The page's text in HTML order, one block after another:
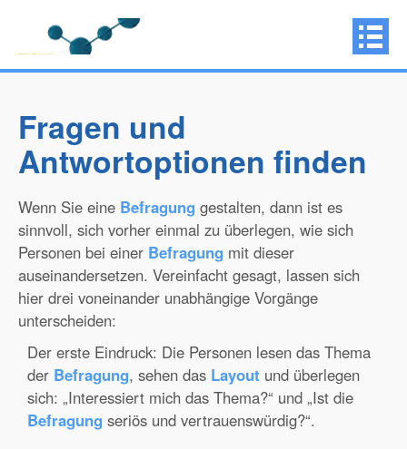
Fragen und
Antwortoptionen finden
Wenn Sie eine Befragung gestalten, dann ist es
sinnvoll, sich vorher einmal zu überlegen, wie sich
Personen bei einer Befragung mit dieser
auseinandersetzen. Vereinfacht gesagt, lassen sich
hier drei voneinander unabhängige Vorgänge
unterscheiden:
Der erste Eindruck: Die Personen lesen das Thema
der Befragung, sehen das Layout und überlegen
sich: „Interessiert mich das Thema?“ und „Ist die
Befragung seriös und vertrauenswürdig?“.